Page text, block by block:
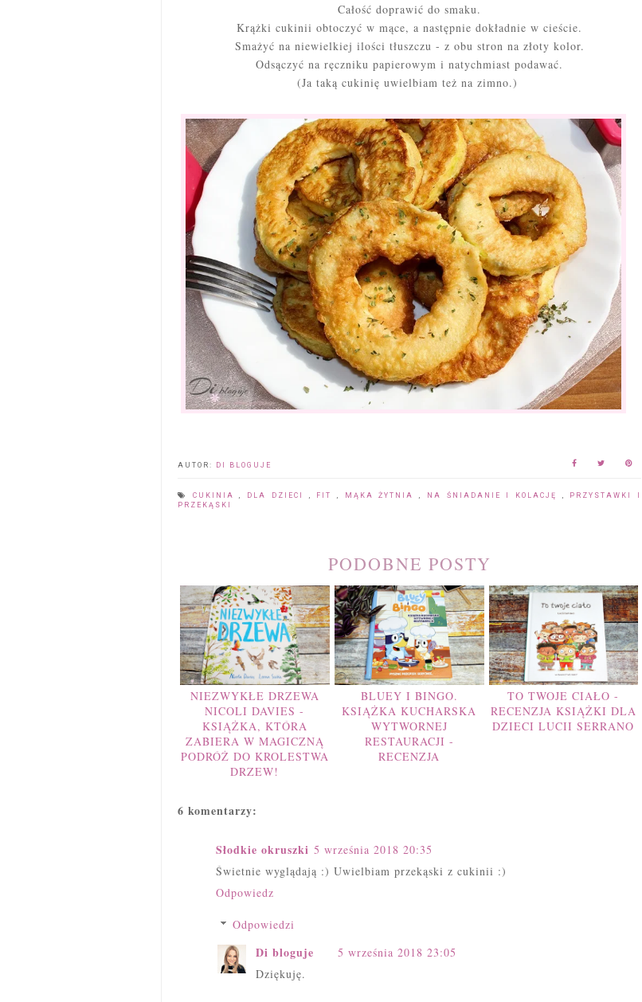
Całość doprawić do smaku.
Krążki cukinii obtoczyć w mące, a następnie dokładnie w cieście.
Smażyć na niewielkiej ilości tłuszczu - z obu stron na złoty kolor.
Odsączyć na ręczniku papierowym i natychmiast podawać.
(Ja taką cukinię uwielbiam też na zimno.)
AUTOR: DI BLOGUJE
CUKINIA, DLA DZIECI , FIT, MĄKA ŻYTNIA, NA ŚNIADANIE I KOLACJĘ , PRZYSTAWKI I
PRZEKĄSKI
PODOBNE POSTY
NIEZWYKŁE DRZEWA
NICOLI DAVIES -
KSIĄŻKA, KTÓRA
ZABIERA W MAGICZNĄ
PODRÓŻ DO KROLESTWA
DRZEW!
BLUEY I BINGO.
KSIĄŻKA KUCHARSKA
WYTWORNEJ
RESTAURACJI -
RECENZJA
TO TWOJE CIAŁO -
RECENZJA KSIĄŻKI DLA
DZIECI LUCII SERRANO
6 komentarzy:
Słodkie okruszki 5 września 2018 20:35
Świetnie wyglądają :) Uwielbiam przekąski z cukinii :)
Odpowiedz
Odpowiedzi
Di bloguje
5 września 2018 23:05
Dziękuję.